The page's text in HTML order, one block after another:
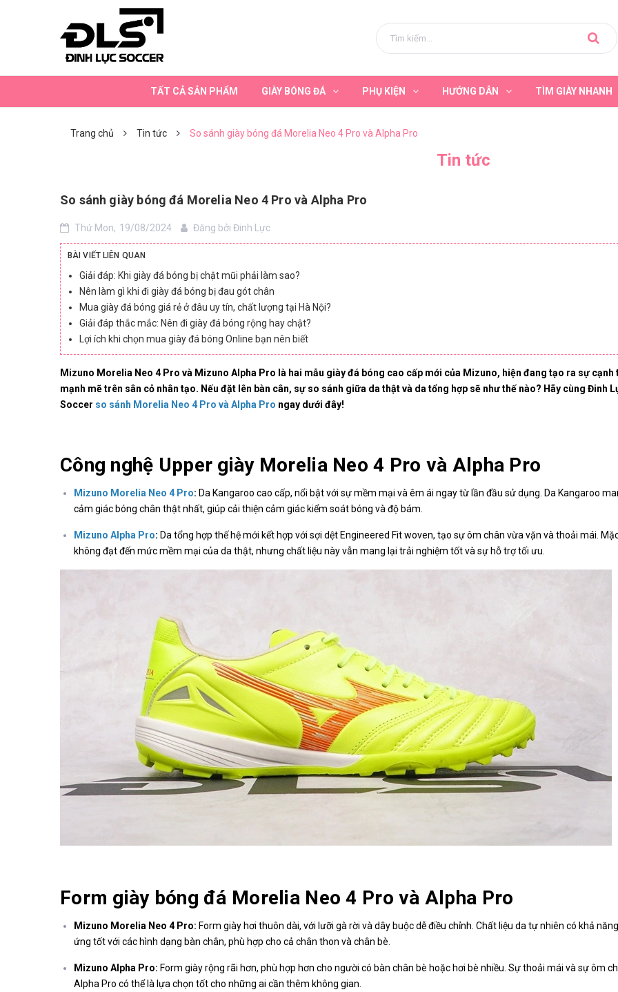
TẤT CẢ SẢN PHẨM GIÀY BÓNG ĐÁ PHỤ KIỆN HƯỚNG DẪN TÌM GIÀY NHANH
Trang chủ Tin tức So sánh giày bóng đá Morelia Neo 4 Pro và Alpha Pro
Tin tức
So sánh giày bóng đá Morelia Neo 4 Pro và Alpha Pro
Thứ Mon, 19/08/2024 Đăng bởi Đinh Lực
BÀI VIẾT LIÊN QUAN
Giải đáp: Khi giày đá bóng bị chật mũi phải làm sao?
Nên làm gì khi đi giày đá bóng bị đau gót chân
Mua giày đá bóng giá rẻ ở đâu uy tín, chất lượng tại Hà Nội?
Giải đáp thắc mắc: Nên đi giày đá bóng rộng hay chật?
Lợi ích khi chọn mua giày đá bóng Online bạn nên biết
Mizuno Morelia Neo 4 Pro và Mizuno Alpha Pro là hai mẫu giày đá bóng cao cấp mới của Mizuno, hiện đang tạo ra sự cạnh
mạnh mẽ trên sân cỏ nhân tạo. Nếu đặt lên bàn cân, sự so sánh giữa da thật và da tổng hợp sẽ như thế nào? Hãy cùng Đinh
Soccer so sánh Morelia Neo 4 Pro và Alpha Pro ngay dưới đây!
Công nghệ Upper giày Morelia Neo 4 Pro và Alpha Pro
Mizuno Morelia Neo 4 Pro: Da Kangaroo cao cấp, nổi bật với sự mềm mại và êm ái ngay từ lần đầu sử dụng. Da Kangaroo
cảm giác bóng chân thật nhất, giúp cải thiện cảm giác kiểm soát bóng và độ bám.
Mizuno Alpha Pro: Da tổng hợp thế hệ mới kết hợp với sợi dệt Engineered Fit woven, tạo sự ôm chân vừa vặn và thoải mái.
không đạt đến mức mềm mại của da thật, nhưng chất liệu này vẫn mang lại trải nghiệm tốt và sự hỗ trợ tối ưu.
Form giày bóng đá Morelia Neo 4 Pro và Alpha Pro
Mizuno Morelia Neo 4 Pro: Form giày hơi thuôn dài, với lưỡi gà rời và dây buộc dễ điều chỉnh. Chất liệu da tự nhiên có khả
ứng tốt với các hình dạng bàn chân, phù hợp cho cả chân thon và chân bè.
Mizuno Alpha Pro: Form giày rộng rãi hơn, phù hợp hơn cho người có bàn chân bè hoặc hơi bè nhiều. Sự thoải mái và sự ôm
Alpha Pro có thể là lựa chọn tốt cho những ai cần thêm không gian.